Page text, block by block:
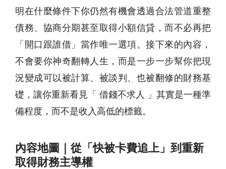
明在什麼條件下你仍然有機會透過合法管道重整
債務、協商分期甚至取得小額信貸，而不必再把
「開口跟誰借」當作唯一選項。接下來的內容，
不會要你神奇翻轉人生，而是一步一步幫你把現
況變成可以被計算、被談判、也被翻修的財務基
礎，讓你重新看見「 借錢不求人 」其實是一種準
備程度，而不是收入高低的標籤。
內容地圖｜從「快被卡費追上」到重新
取得財務主導權